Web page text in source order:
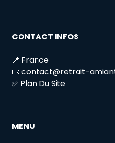
CONTACT INFOS
📍 France
📧 contact@retrait-
✅ Plan Du Site
MENU